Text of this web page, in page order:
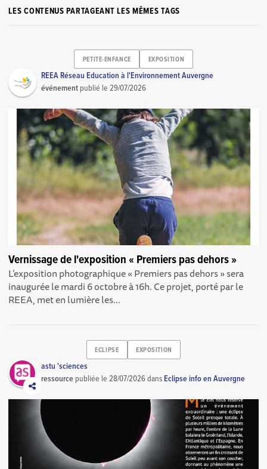
LES CONTENUS PARTAGEANT LES MÊMES TAGS
PETITE-ENFANCE EXPOSITION
REEA Réseau Education à l'Environnement Auvergne
événement publié le29/07/2026
Vernissage de l'exposition « Premiers pas dehors »
L’exposition photographique « Premiers pas dehors » sera
inaugurée le mardi 6 octobre à 16h. Ce projet, porté par le
REEA, met en lumière les...
ECLIPSE EXPOSITION
astu 'sciences
ressource publiée le28/07/2026dans Eclipse info en Auvergne